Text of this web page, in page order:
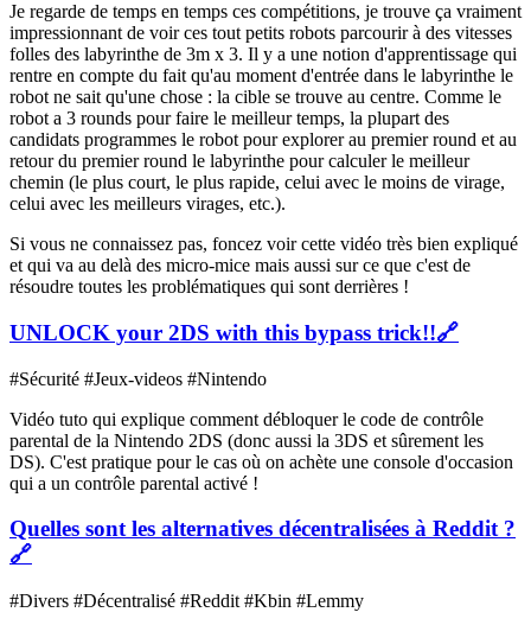
Je regarde de temps en temps ces compétitions, je trouve ça vraiment
impressionnant de voir ces tout petits robots parcourir à des vitesses
folles des labyrinthe de 3m x 3. Il y a une notion d'apprentissage qui
rentre en compte du fait qu'au moment d'entrée dans le labyrinthe le
robot ne sait qu'une chose : la cible se trouve au centre. Comme le
robot a 3 rounds pour faire le meilleur temps, la plupart des
candidats programmes le robot pour explorer au premier round et au
retour du premier round le labyrinthe pour calculer le meilleur
chemin (le plus court, le plus rapide, celui avec le moins de virage,
celui avec les meilleurs virages, etc.).
Si vous ne connaissez pas, foncez voir cette vidéo très bien expliqué
et qui va au delà des micro-mice mais aussi sur ce que c'est de
résoudre toutes les problématiques qui sont derrières !
UNLOCK your 2DS with this bypass trick!!🔗
#Sécurité #Jeux-videos #Nintendo
Vidéo tuto qui explique comment débloquer le code de contrôle
parental de la Nintendo 2DS (donc aussi la 3DS et sûrement les
DS). C'est pratique pour le cas où on achète une console d'occasion
qui a un contrôle parental activé !
Quelles sont les alternatives décentralisées à Reddit ?
🔗
#Divers #Décentralisé #Reddit #Kbin #Lemmy